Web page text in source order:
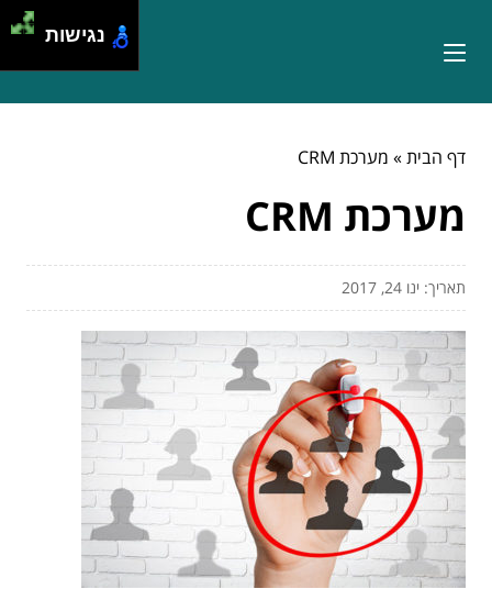
דף הבית» מערכת CRM
מערכת CRM
תאריך: ינו 24, 2017
נגישות